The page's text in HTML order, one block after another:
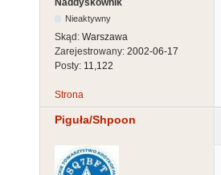
Naddyskownik
Nieaktywny
Skąd: Warszawa
Zarejestrowany: 2002-06-17
Posty: 11,122
Strona
Piguła/Shpoon